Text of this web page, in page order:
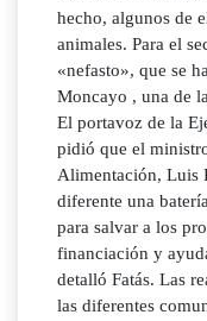
hecho, algunos de
animales. Para el
«nefasto», que se
Moncayo , una de
El portavoz de la
pidió que el
Alimentación, Luis
diferente una
para salvar a los
financiación y
detalló Fatás. Las
las diferentes